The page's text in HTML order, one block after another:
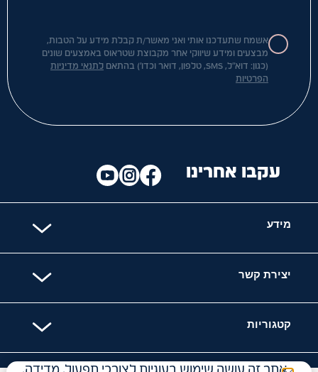
אשמח שתעדכנו אותי ואני מאשר/ת קבלת מידע על הטבות,
מבצעים ומידע שיווקי אחר מקבוצת שטראוס באמצעים שונים
(כגון: דוא"ל, SMS, טלפון, דואר וכדו') בהתאם
לתנאי מדיניות
הפרטיות
מידע
יצירת קשר
קטגוריות
עקבו אחרינו
אתר זה עושה שימוש בעוגיות לצורכי תפעול, מדידה,